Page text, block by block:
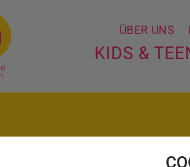
ÜBER UNS
KIDS &